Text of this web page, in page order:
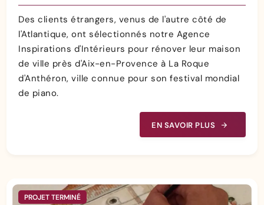
Des clients étrangers, venus de l'autre côté de
l'Atlantique, ont sélectionnés notre Agence
Inspirations d'Intérieurs pour rénover leur maison
de ville près d'Aix-en-Provence à La Roque
d'Anthéron, ville connue pour son festival mondial
de piano.
EN SAVOIR PLUS
PROJET TERMINÉ